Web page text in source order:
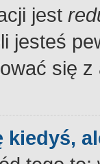
jest
jesteś
się
kiedyś,